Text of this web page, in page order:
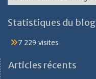
Statistiques du blog
7 229 visites
Articles récents